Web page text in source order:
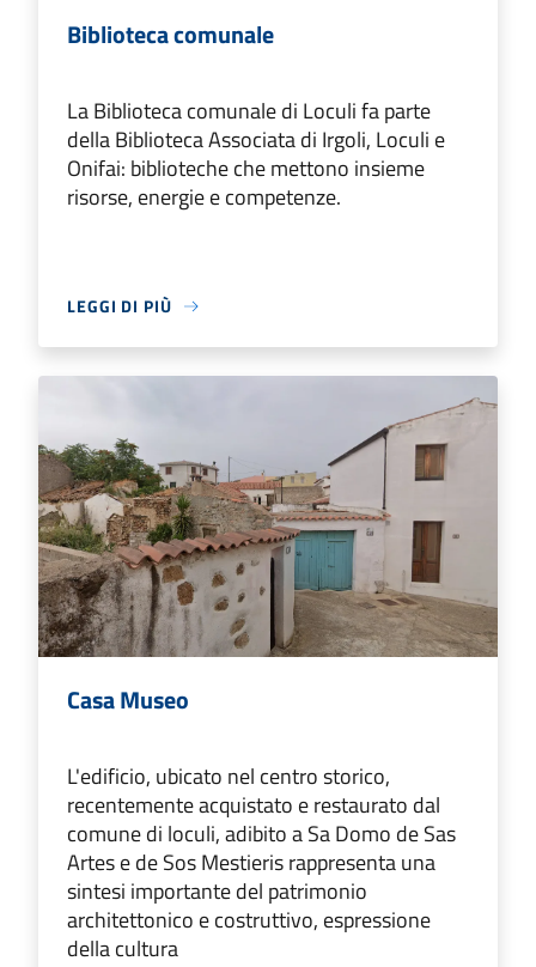
Biblioteca comunale
La Biblioteca comunale di Loculi fa parte
della Biblioteca Associata di Irgoli, Loculi e
Onifai: biblioteche che mettono insieme
risorse, energie e competenze.
LEGGI DI PIÙ
Casa Museo
L'edificio, ubicato nel centro storico,
recentemente acquistato e restaurato dal
comune di loculi, adibito a Sa Domo de Sas
Artes e de Sos Mestieris rappresenta una
sintesi importante del patrimonio
architettonico e costruttivo, espressione
della cultura